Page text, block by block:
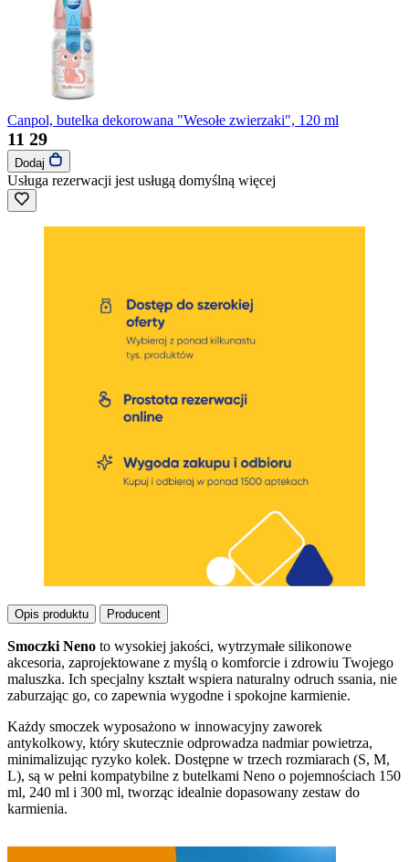
Canpol, butelka dekorowana "Wesołe zwierzaki", 120 ml
11 29
Dodaj
Usługa rezerwacji jest usługą domyślną więcej
Opis produktu Producent
Opis produktu
Smoczki Neno to wysokiej jakości, wytrzymałe silikonowe
akcesoria, zaprojektowane z myślą o komforcie i zdrowiu Twojego
maluszka. Ich specjalny kształt wspiera naturalny odruch ssania, nie
zaburzając go, co zapewnia wygodne i spokojne karmienie.
Każdy smoczek wyposażono w innowacyjny zaworek
antykolkowy, który skutecznie odprowadza nadmiar powietrza,
minimalizując ryzyko kolek. Dostępne w trzech rozmiarach (S, M,
L), są w pełni kompatybilne z butelkami Neno o pojemnościach 150
ml, 240 ml i 300 ml, tworząc idealnie dopasowany zestaw do
karmienia.